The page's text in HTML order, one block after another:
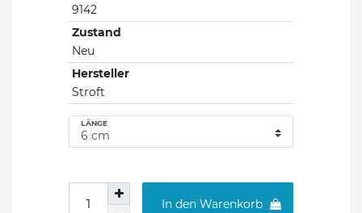
9142
Zustand
Neu
Hersteller
Stroft
LÄNGE
In den Warenkorb